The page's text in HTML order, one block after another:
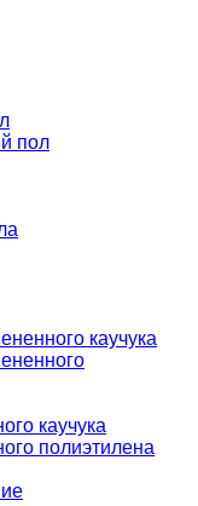
пол
каучука
каучука
полиэтилена